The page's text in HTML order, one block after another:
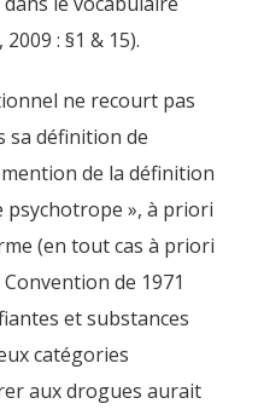
: §1 & 15).
ne recourt pas
sa définition de
de la définition
psychotrope », à priori
(en tout cas à priori
de 1971
et substances
catégories
aux drogues aurait